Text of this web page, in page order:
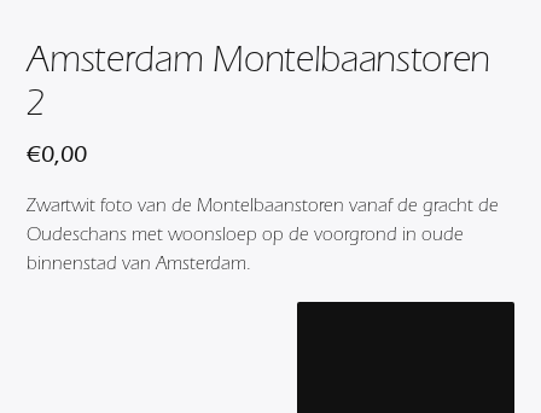
Amsterdam Montelbaanstoren
2
€0,00
Zwartwit foto van de Montelbaanstoren vanaf de gracht de
Oudeschans met woonsloep op de voorgrond in oude
binnenstad van Amsterdam.